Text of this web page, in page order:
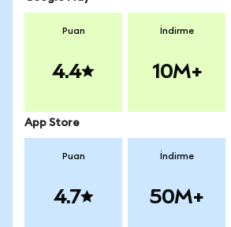
Puan
4.4
İndirme
10M+
App Store
Puan
4.7
İndirme
50M+